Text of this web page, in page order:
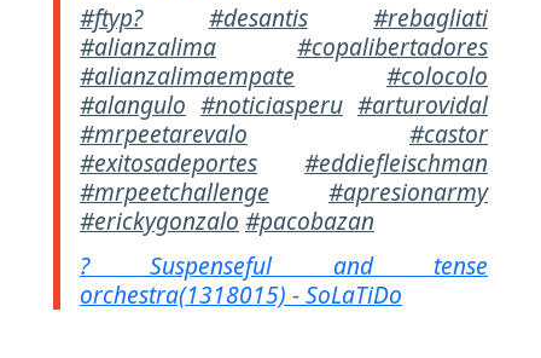
#ftyp?
#desantis
#rebagliati
#alianzalima
#copalibertadores
#alianzalimaempate
#colocolo
#alangulo #noticiasperu #arturovidal
#mrpeetarevalo
#castor
#exitosadeportes
#eddiefleischman
#mrpeetchallenge
#apresionarmy
#erickygonzalo #pacobazan
? Suspenseful and tense
orchestra(1318015) - SoLaTiDo